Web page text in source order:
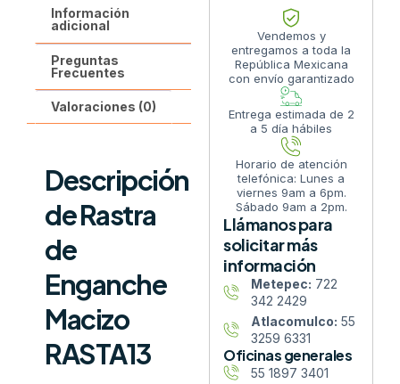
Información
adicional
Preguntas
Frecuentes
Valoraciones (0)
Descripción
de Rastra
de
Enganche
Macizo
RASTA13
Vendemos y
entregamos a toda la
República Mexicana
con envío garantizado
Entrega estimada de 2
a 5 día hábiles
Horario de atención
telefónica: Lunes a
viernes 9am a 6pm.
Sábado 9am a 2pm.
Llámanos para
solicitar más
información
Metepec: 722
342 2429
Atlacomulco: 55
3259 6331
Oficinas generales
55 1897 3401